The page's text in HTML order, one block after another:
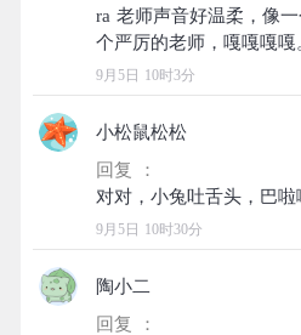
ra 老师声音好温柔，像
9月5日 10时3分
小松鼠松松
回复 ：
9月5日 10时30分
陶小二
回复 ：